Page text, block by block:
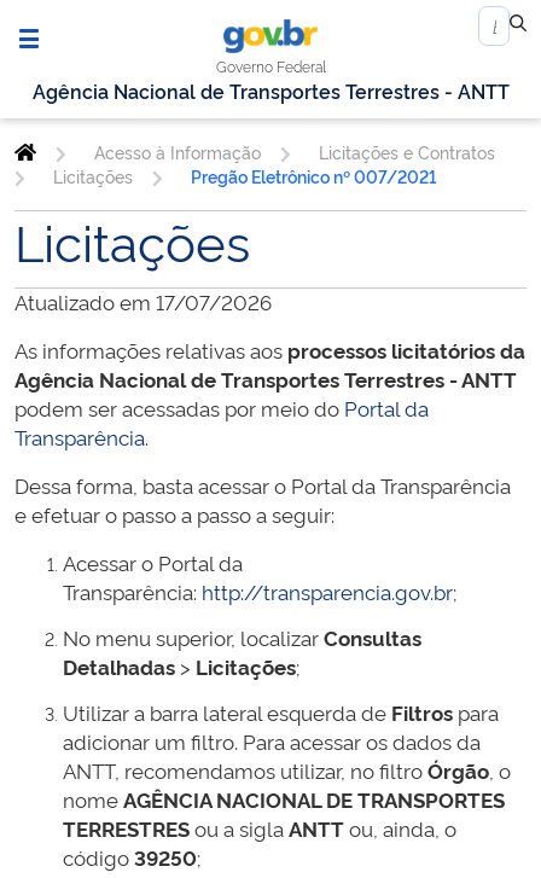
Governo Federal
Agência Nacional de Transportes Terrestres - ANTT
Acesso à Informação
Licitações e Contratos
Licitações
Pregão Eletrônico nº 007/2021
Licitações
Atualizado em 17/07/2026
As informações relativas aos processos licitatórios da
Agência Nacional de Transportes Terrestres - ANTT
podem ser acessadas por meio do Portal da
Transparência.
Dessa forma, basta acessar o Portal da Transparência
e efetuar o passo a passo a seguir:
Acessar o Portal da
Transparência: http://transparencia.gov.br;
No menu superior, localizarConsultas
Detalhadas > Licitações;
Utilizar a barra lateral esquerda de Filtros para
adicionar um filtro. Para acessar os dados da
ANTT, recomendamos utilizar, no filtroÓrgão , o
nomeAGÊNCIA NACIONAL DE TRANSPORTES
TERRESTRESou a siglaANTTou, ainda, o
código39250;